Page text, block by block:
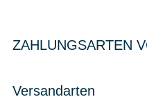
ZAHLUNGSARTEN
Versandarten